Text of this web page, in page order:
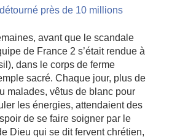
près de 10 millions
avant que le scandale
de France 2 s’était rendue à
dans le corps de ferme
sacré. Chaque jour, plus de
malades, vêtus de blanc pour
les énergies, attendaient des
de se faire soigner par le
Dieu qui se dit fervent chrétien,